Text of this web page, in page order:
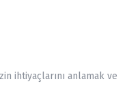
ihtiyaçlarını anlamak ve